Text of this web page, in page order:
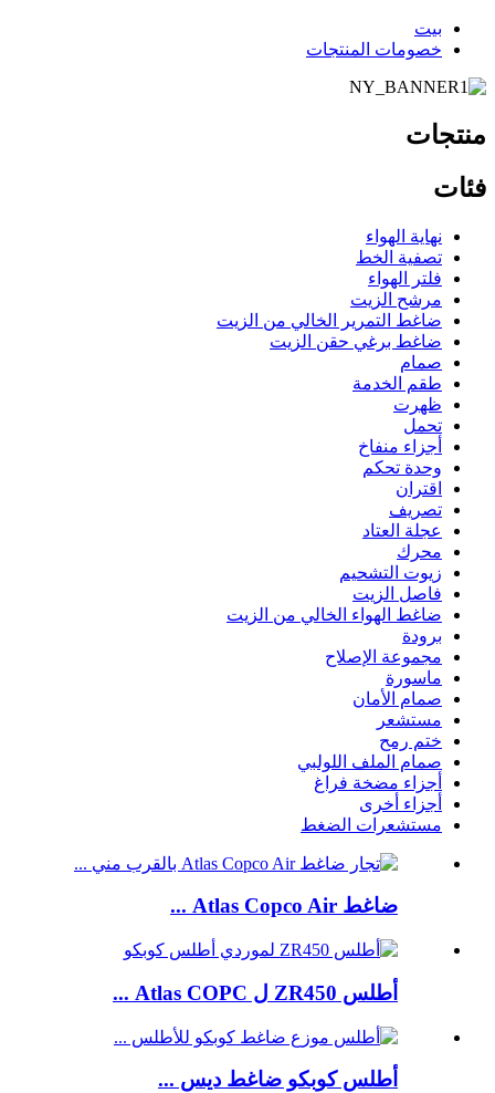
بيت
خصومات المنتجات
منتجات
فئات
نهاية الهواء
تصفية الخط
فلتر الهواء
مرشح الزيت
ضاغط التمرير الخالي من الزيت
ضاغط برغي حقن الزيت
صمام
طقم الخدمة
ظهرت
تحمل
أجزاء منفاخ
وحدة تحكم
اقتران
تصريف
عجلة العتاد
محرك
زيوت التشحيم
فاصل الزيت
ضاغط الهواء الخالي من الزيت
برودة
مجموعة الإصلاح
ماسورة
صمام الأمان
مستشعر
ختم رمح
صمام الملف اللولبي
أجزاء مضخة فراغ
أجزاء أخرى
مستشعرات الضغط
ضاغط Atlas Copco Air ...
أطلس ZR450 ل Atlas COPC ...
أطلس كوبكو ضاغط ديس ...